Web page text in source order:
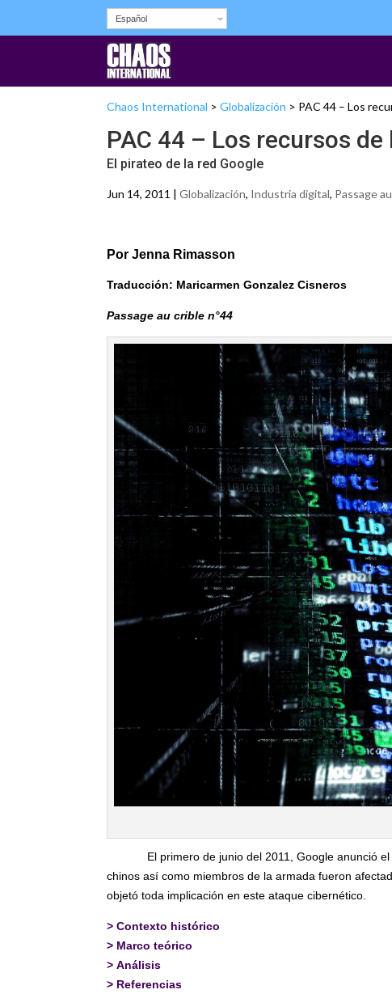
Español
Chaos International > Globalización > PAC 44 – Los
PAC 44 – Los recursos
El pirateo de la red Google
Jun 14, 2011 | Globalización, Industria digital, Passage
Por Jenna Rimasson
Traducción: Maricarmen Gonzalez Cisneros
Passage au crible n°44
El primero de junio del 2011, Google anunció
chinos así como miembros de la armada fueron
objetó toda implicación en este ataque cibernético.
> Contexto histórico
> Marco teórico
> Análisis
> Referencias